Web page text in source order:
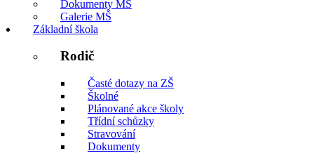
Dokumenty MŠ
Galerie MŠ
Základní škola
Rodič
Časté dotazy na ZŠ
Školné
Plánované akce školy
Třídní schůzky
Stravování
Dokumenty